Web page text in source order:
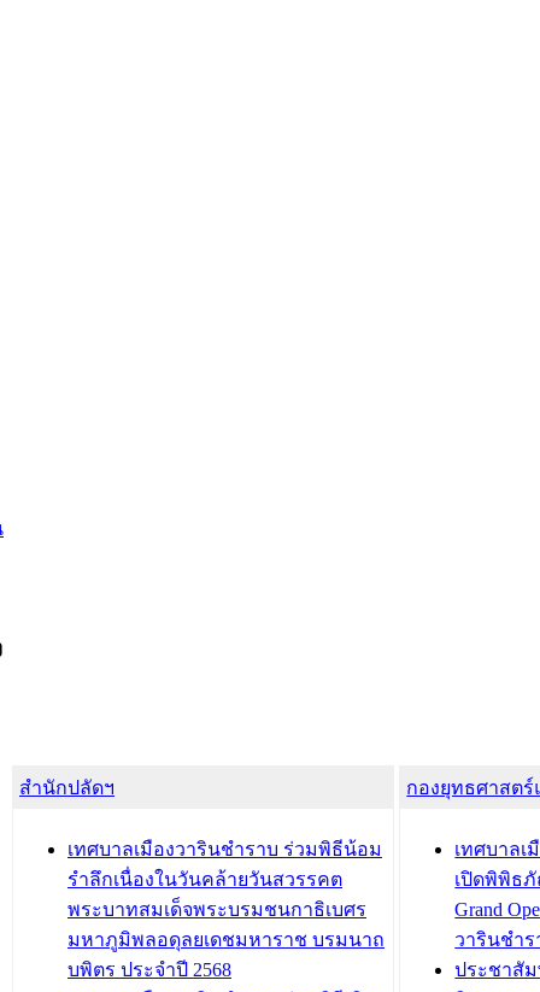
สำนักปลัดฯ
เทศบาลเมืองวารินชำราบ ร่วมพิธีน้อม
รำลึกเนื่องในวันคล้ายวันสวรรคต
พระบาทสมเด็จพระบรมชนกาธิเบศร
มหาภูมิพลอดุลยเดชมหาราช บรมนาถ
บพิตร ประจำปี 2568
กองยุทธศาสต
เทศบาลเ
เปิดพิพิธภั
Grand
วารินชำร
ประชาสัม